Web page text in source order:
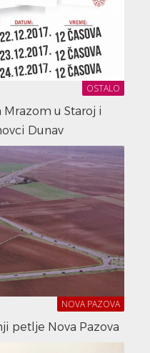
OSTALO
Mrazom u Staroj i
Dunav
NOVA PAZOVA
petlje Nova Pazova